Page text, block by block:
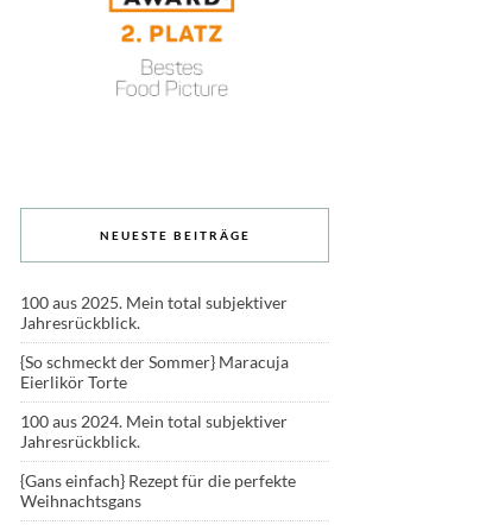
NEUESTE BEITRÄGE
100 aus 2025. Mein total subjektiver
Jahresrückblick.
{So schmeckt der Sommer} Maracuja
Eierlikör Torte
100 aus 2024. Mein total subjektiver
Jahresrückblick.
{Gans einfach} Rezept für die perfekte
Weihnachtsgans